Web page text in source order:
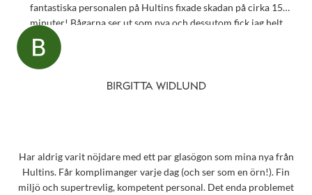
fantastiska personalen på Hultins fixade skadan på cirka 15
minuter! Bågarna ser ut som nya och dessutom fick jag helt
oväntat en underbar gåva – ett sprillans nytt fodral från samma
märke som mina solglasögon! Vilken fantastisk service! Kommer
Snart behöver jag boka tid för en synundersökning och jag vet
BIRGITTA WIDLUND
Har aldrig varit nöjdare med ett par glasögon som mina nya från
Hultins. Får komplimanger varje dag (och ser som en örn!). Fin
miljö och supertrevlig, kompetent personal. Det enda problemet